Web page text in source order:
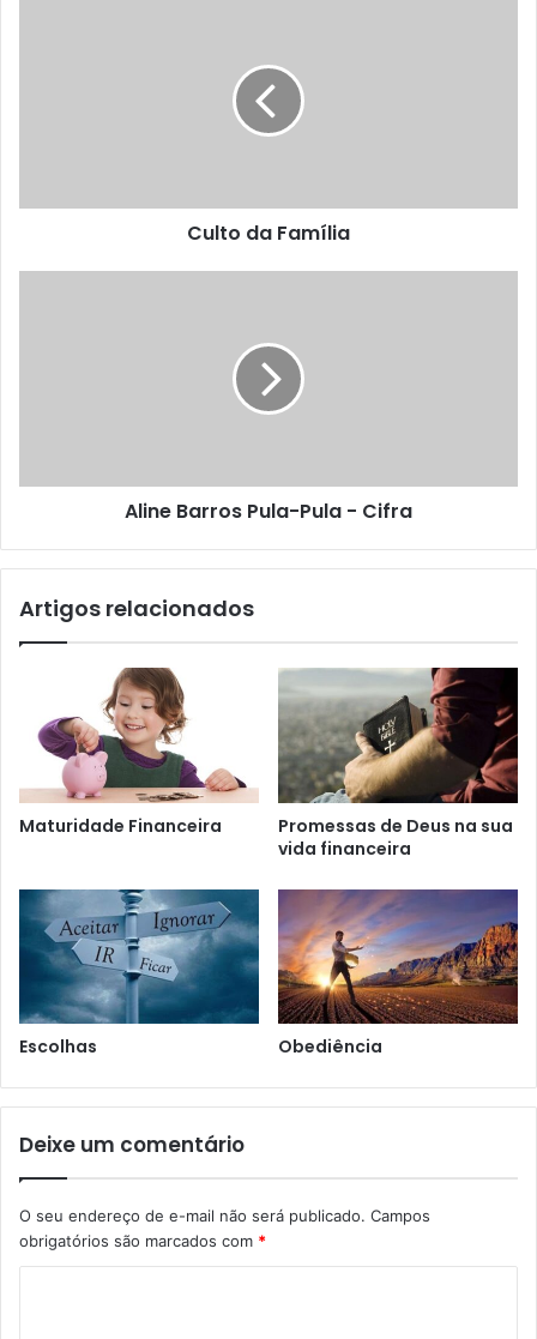
Culto da Família
Aline Barros Pula-Pula - Cifra
Artigos relacionados
Maturidade Financeira
Promessas de Deus na sua
vida financeira
Escolhas Obediência
Deixe um comentário
O seu endereço de e-mail não será publicado. Campos
obrigatórios são marcados com *